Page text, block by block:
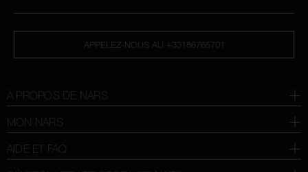
APPELEZ-NOUS AU +33186765701
À PROPOS DE NARS
MON NARS
AIDE ET FAQ